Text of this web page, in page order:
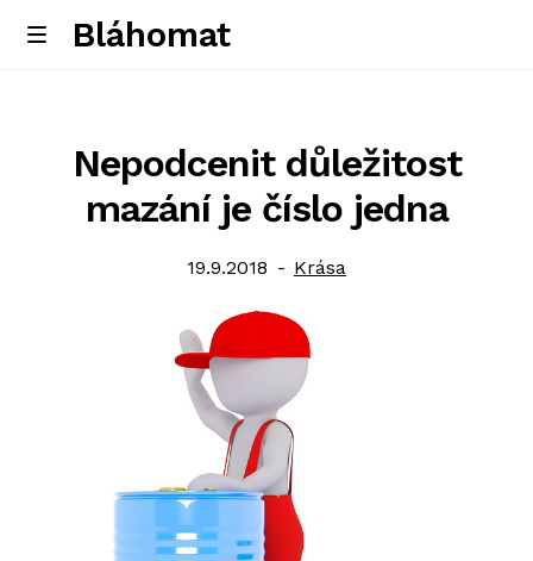
Skip
Skip
M
Bláhomat
Nepodcenit důležitost
mazání je číslo jedna
Posted
19.9.2018 Category:
Krása